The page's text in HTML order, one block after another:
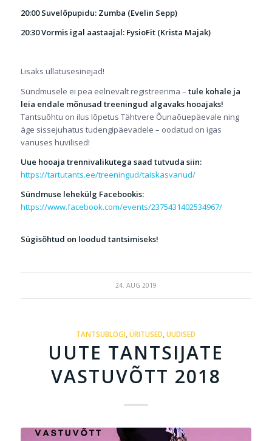
20:00 Suvelõpupidu: Zumba (Evelin Sepp)
20:30 Vormis igal aastaajal: FysioFit (Krista Majak)
Lisaks üllatusesinejad!
Sündmusele ei pea eelnevalt registreerima – tule kohale ja
leia endale mõnusad treeningud algavaks hooajaks!
Tantsuõhtu on ilus lõpetus Tähtvere Õunaõuepäevale ning
äge sissejuhatus tudengipäevadele – oodatud on igas
vanuses huvilised!
Uue hooaja trennivalikutega saad tutvuda siin:
https://tartutants.ee/treeningud/taiskasvanud/
Sündmuse lehekülg Facebookis:
https://www.facebook.com/events/2375431402534967/
Sügisõhtud on loodud tantsimiseks!
24. AUG 2019
TANTSUBLOGI ,ÜRITUSED ,UUDISED
UUTE TANTSIJATE
VASTUVÕTT 2018